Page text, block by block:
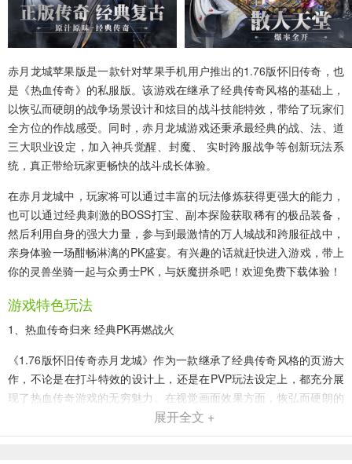
赤月龙城苹果版是一款针对苹果手机用户推出的1.76版怀旧传奇，也
是《热血传奇》的私服版。该游戏在继承了经典传奇风格的基础上，
以恢弘而硬朗的战争场景设计和炫目的战斗技能特效，带给了玩家们
全方位的作战感受。同时，赤月龙城游戏还秉承最经典的战、法、道
三大职业设定，加入神兵觉醒、封魔、 实时跨服战争等创新玩法系
统，真正带给玩家更畅快的战斗成长体验。
在赤月龙城中，玩家将可以通过丰富的玩法修炼获得更强大的能力，
也可以通过经典刺激的BOSS打宝、副本探险获取稀有的极品装备，
然后利用自身的强大力量，参与到最激情的万人城战和跨服征战中，
亲身体验一场酣畅淋漓的PK盛宴。有兴趣的话就赶快进入游戏，带上
你的灵兽坐骑一起与众勇士PK，与妖魔拼杀吧！欢迎免费下载体验！
游戏特色玩法
1、热血传奇归来 经典PK再燃战火
《1.76版怀旧传奇赤月龙城》作为一款继承了经典传奇风格的页游大
作，不论是在打斗特效的设计上，还是在PVP玩法设定上，都充分展
现了热血传奇游戏的无穷魅力。在视觉画面效果方面，恢弘而硬朗的
战争场景设计以及炫目的战斗技能特效都将让玩家们获得全方位的作
展开全文 +